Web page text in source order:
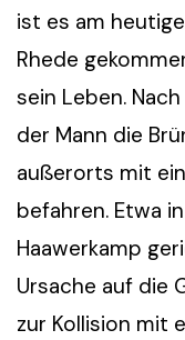
ist es am
Rhede
sein Leben.
der Mann die
außerorts mit
befahren. Etwa
Haawerkamp
Ursache auf die
zur Kollision mit